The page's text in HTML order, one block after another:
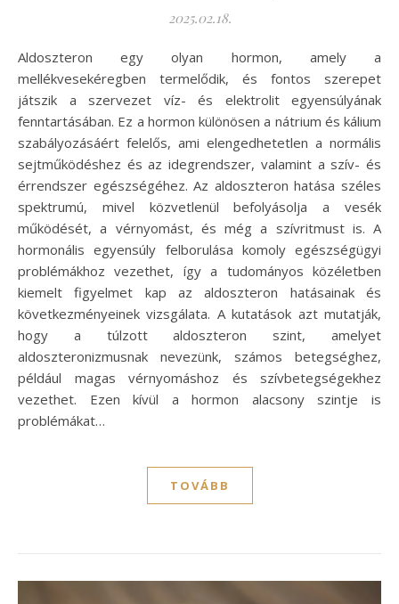
2025.02.18.
Aldoszteron egy olyan hormon, amely a
mellékvesekéregben termelődik, és fontos szerepet
játszik a szervezet víz- és elektrolit egyensúlyának
fenntartásában. Ez a hormon különösen a nátrium és kálium
szabályozásáért felelős, ami elengedhetetlen a normális
sejtműködéshez és az idegrendszer, valamint a szív- és
érrendszer egészségéhez. Az aldoszteron hatása széles
spektrumú, mivel közvetlenül befolyásolja a vesék
működését, a vérnyomást, és még a szívritmust is. A
hormonális egyensúly felborulása komoly egészségügyi
problémákhoz vezethet, így a tudományos közéletben
kiemelt figyelmet kap az aldoszteron hatásainak és
következményeinek vizsgálata. A kutatások azt mutatják,
hogy a túlzott aldoszteron szint, amelyet
aldoszteronizmusnak nevezünk, számos betegséghez,
például magas vérnyomáshoz és szívbetegségekhez
vezethet. Ezen kívül a hormon alacsony szintje is
problémákat…
TOVÁBB